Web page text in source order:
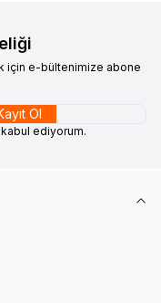
için e-bültenimize abone
Ol
ediyorum.